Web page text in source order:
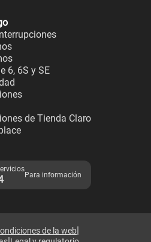
6, 6S y SE
de Tienda Claro
Para información
de la web|